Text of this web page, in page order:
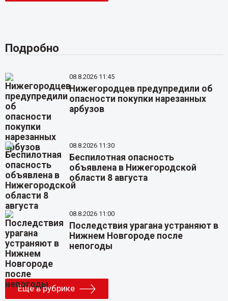
Подробно
08.8.2026 11:45
Нижегородцев предупредили об
опасности покупки нарезанных
арбузов
08.8.2026 11:30
Беспилотная опасность
объявлена в Нижегородской
области 8 августа
08.8.2026 11:00
Последствия урагана устраняют в
Нижнем Новгороде после
непогоды
Еще в рубрике